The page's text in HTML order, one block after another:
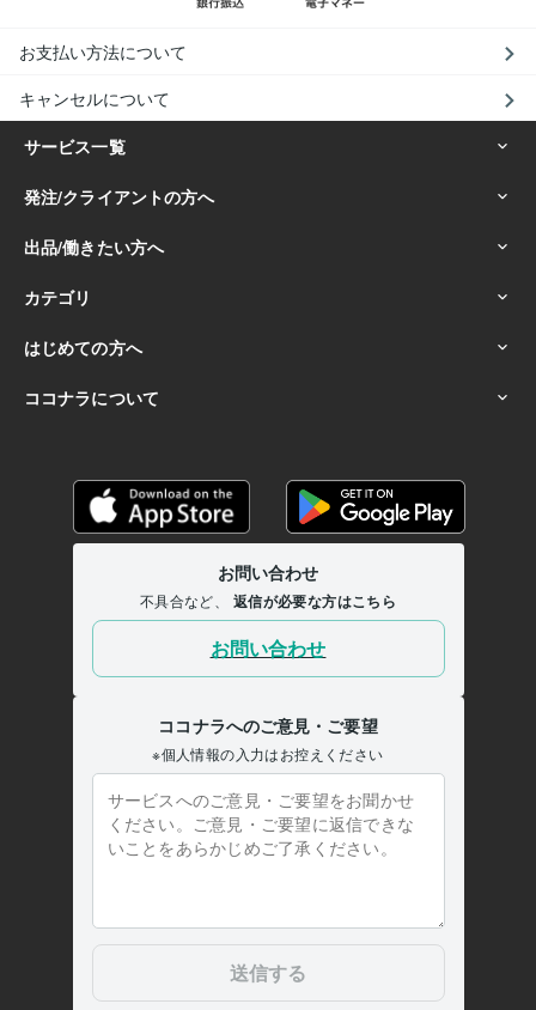
お支払い方法について
キャンセルについて